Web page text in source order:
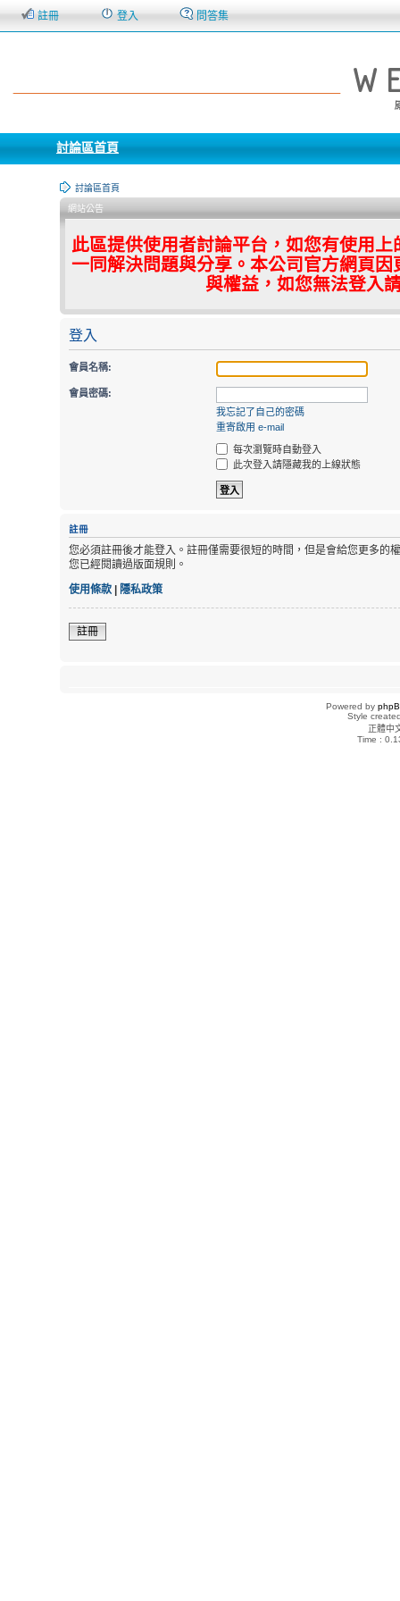
註冊 登入 問答集
討論區首頁
討論區首頁
網站公告
此區提供使用者討論平台，如您有使用
一同解決問題與分享。本公司官方網頁
與權益，如您無法登入
登入
會員名稱:
會員密碼:
我忘記了自己的密碼
重寄啟用 e-mail
每次瀏覽時自動登入
此次登入請隱藏我的上線狀態
註冊
您必須註冊後才能登入。註冊僅需要很短的時間，但是會給您更多的
您已經閱讀過版面規則。
使用條款 | 隱私政策
註冊
Powered by
Style
正體中
Time :